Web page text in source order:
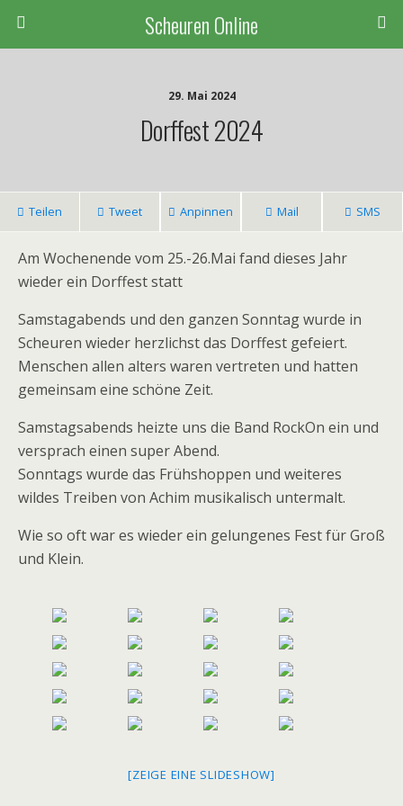
Scheuren Online
29. Mai 2024
Dorffest 2024
Teilen Tweet Anpinnen Mail SMS
Am Wochenende vom 25.-26.Mai fand dieses Jahr
wieder ein Dorffest statt
Samstagabends und den ganzen Sonntag wurde in
Scheuren wieder herzlichst das Dorffest gefeiert.
Menschen allen alters waren vertreten und hatten
gemeinsam eine schöne Zeit.
Samstagsabends heizte uns die Band RockOn ein und
versprach einen super Abend.
Sonntags wurde das Frühshoppen und weiteres
wildes Treiben von Achim musikalisch untermalt.
Wie so oft war es wieder ein gelungenes Fest für Groß
und Klein.
[ZEIGE EINE SLIDESHOW]